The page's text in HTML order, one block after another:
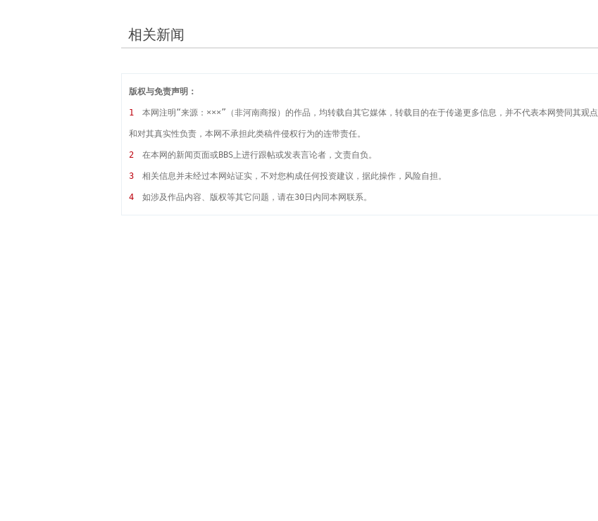
相关新闻
版权与免责声明：
1 本网注明“来源：×××”（非河南商报）的作品，均转载自其它媒体，转载目的在于传递更多信息，并不代表本网赞同其观点
和对其真实性负责，本网不承担此类稿件侵权行为的连带责任。
2 在本网的新闻页面或BBS上进行跟帖或发表言论者，文责自负。
3 相关信息并未经过本网站证实，不对您构成任何投资建议，据此操作，风险自担。
4 如涉及作品内容、版权等其它问题，请在30日内同本网联系。